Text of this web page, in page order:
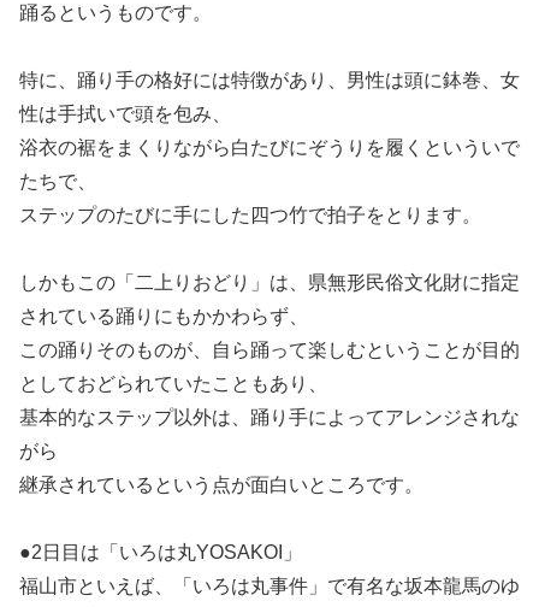
踊るというものです。
特に、踊り手の格好には特徴があり、男性は頭に鉢巻、女
性は手拭いで頭を包み、
浴衣の裾をまくりながら白たびにぞうりを履くといういで
たちで、
ステップのたびに手にした四つ竹で拍子をとります。
しかもこの「二上りおどり」は、県無形民俗文化財に指定
されている踊りにもかかわらず、
この踊りそのものが、自ら踊って楽しむということが目的
としておどられていたこともあり、
基本的なステップ以外は、踊り手によってアレンジされな
がら
継承されているという点が面白いところです。
●2日目は「いろは丸YOSAKOI」
福山市といえば、「いろは丸事件」で有名な坂本龍馬のゆ